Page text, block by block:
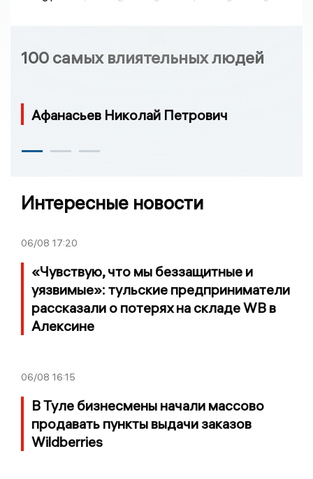
100 самых влиятельных людей
Афанасьев Николай Петрович
Интересные новости
06/08 17:20
«Чувствую, что мы беззащитные и
уязвимые»: тульские предприниматели
рассказали о потерях на складе WB в
Алексине
06/08 16:15
В Туле бизнесмены начали массово
продавать пункты выдачи заказов
Wildberries